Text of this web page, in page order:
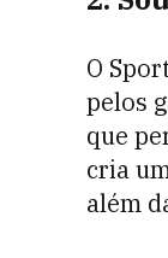
O
pelos
que
cria
além